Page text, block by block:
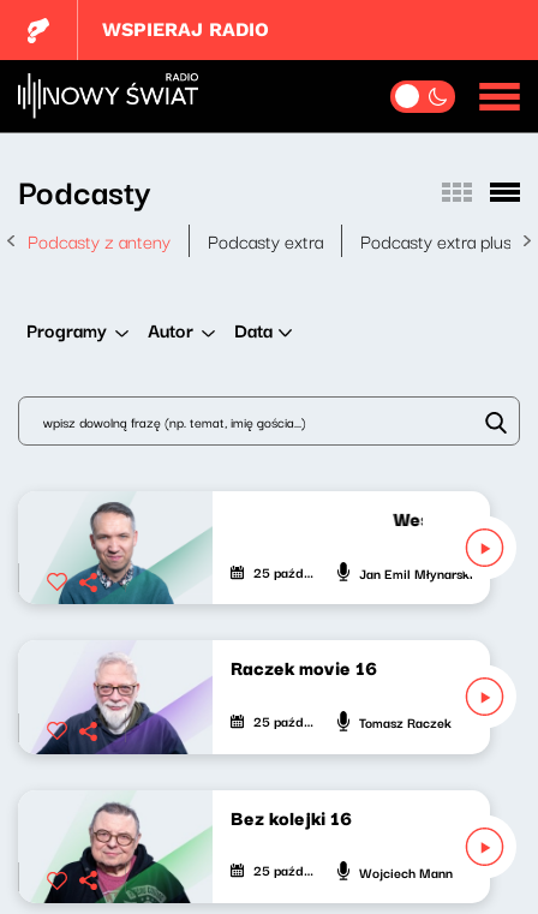
WSPIERAJ RADIO
Podcasty
Podcasty z anteny Podcasty extra Podcasty extra plus
Programy Autor Data
Wesoła fala
25 października 2020 Jan Emil Młynarski
Raczek movie 16
25 października 2020 Tomasz Raczek
Bez kolejki 16
25 października 2020 Wojciech Mann